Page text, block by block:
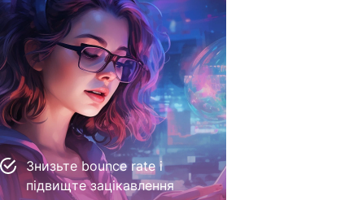
Знизьте bounce rate і
підвищте зацікавлення